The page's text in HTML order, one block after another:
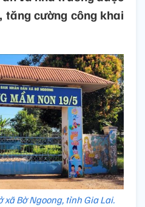
tăng cường công khai
Bờ Ngoong, tỉnh Gia Lai.